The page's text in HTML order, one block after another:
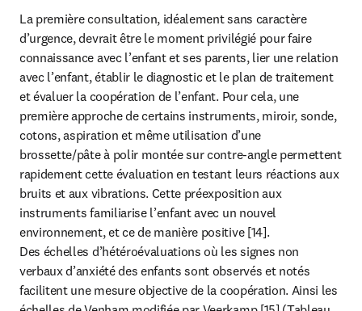
La première consultation, idéalement sans caractère
d’urgence, devrait être le moment privilégié pour faire
connaissance avec l’enfant et ses parents, lier une relation
avec l’enfant, établir le diagnostic et le plan de traitement
et évaluer la coopération de l’enfant. Pour cela, une
première approche de certains instruments, miroir, sonde,
cotons, aspiration et même utilisation d’une
brossette/pâte à polir montée sur contre-angle permettent
rapidement cette évaluation en testant leurs réactions aux
bruits et aux vibrations. Cette préexposition aux
instruments familiarise l’enfant avec un nouvel
environnement, et ce de manière positive [14].
Des échelles d’hétéroévaluations où les signes non
verbaux d’anxiété des enfants sont observés et notés
facilitent une mesure objective de la coopération. Ainsi les